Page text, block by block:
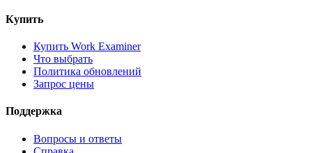
Купить
Купить Work Examiner
Что выбрать
Политика обновлений
Запрос цены
Поддержка
Вопросы и ответы